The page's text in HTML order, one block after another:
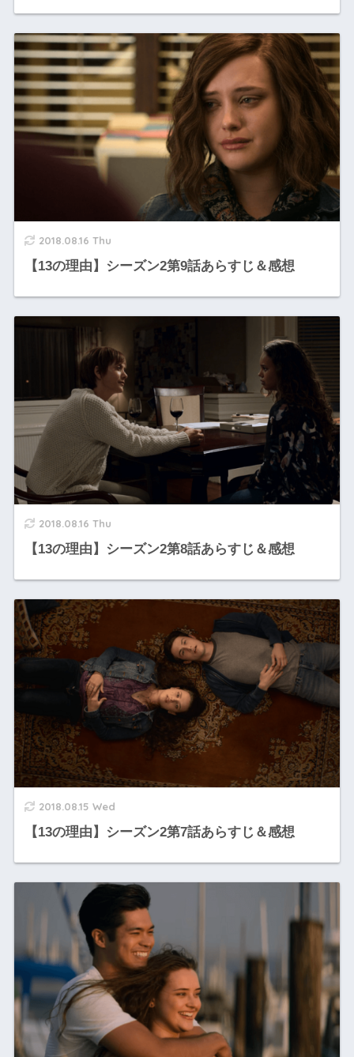
2018.08.16 Thu
【13の理由】シーズン2第9話あらすじ＆感想
2018.08.16 Thu
【13の理由】シーズン2第8話あらすじ＆感想
2018.08.15 Wed
【13の理由】シーズン2第7話あらすじ＆感想